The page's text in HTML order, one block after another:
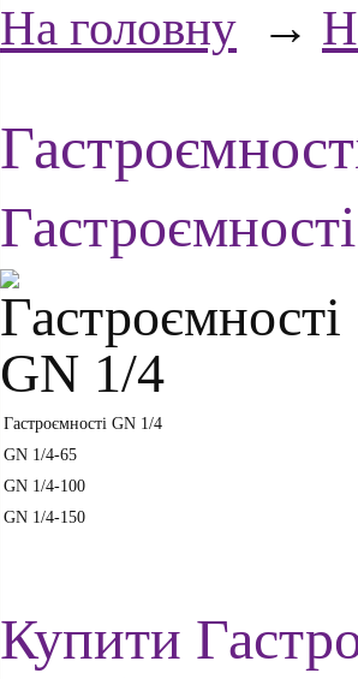
На головну →
Гастроємності GN 1/4
GN 1/4-65
GN 1/4-100
GN 1/4-150
Купити